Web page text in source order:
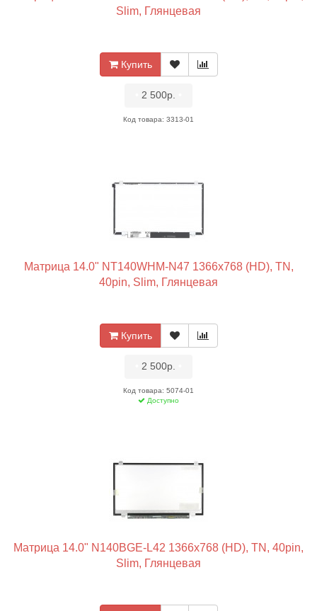
Slim, Глянцевая
Купить
2 500р.
Код товара: 3313-01
Матрица 14.0" NT140WHM-N47 1366x768 (HD), TN,
40pin, Slim, Глянцевая
Купить
2 500р.
Код товара: 5074-01
Доступно
Матрица 14.0" N140BGE-L42 1366x768 (HD), TN, 40pin,
Slim, Глянцевая